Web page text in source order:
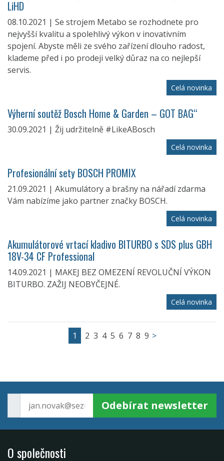
LiHD
08.10.2021 | Se strojem Metabo se rozhodnete pro
nejvyšší kvalitu a spolehlivý výkon v inovativním
spojení. Abyste měli ze svého zařízení dlouho radost,
klademe před i po prodeji velký důraz na co nejlepší
servis.
Celá novinka
Výherní soutěž Bosch Home & Garden – GOT BAG“
30.09.2021 | Žij udržitelně #LikeABosch
Celá novinka
Profesionální sety BOSCH PROMIX
21.09.2021 | Akumulátory a brašny na nářadí zdarma
Vám nabízíme jako partner značky BOSCH.
Celá novinka
Akumulátorové vrtací kladivo BITURBO s SDS plus GBH
18V-34 CF Professional
14.09.2021 | MAKEJ BEZ OMEZENÍ REVOLUČNÍ VÝKON
BITURBO. ZAŽIJ NEOBYČEJNÉ.
Celá novinka
1 2 3 4 5 6 7 8 9 >
Odebírat newsletter
O společnosti